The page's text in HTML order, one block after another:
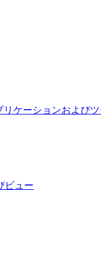
ケーションおよび
ビュー